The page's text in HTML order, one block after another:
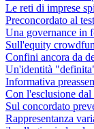
Le reti di imprese
Preconcordato al
Una governance in
Sull'equity
Confini ancora da
Un'identità
Informativa
Con l'esclusione
Sul concordato
Rappresentanza